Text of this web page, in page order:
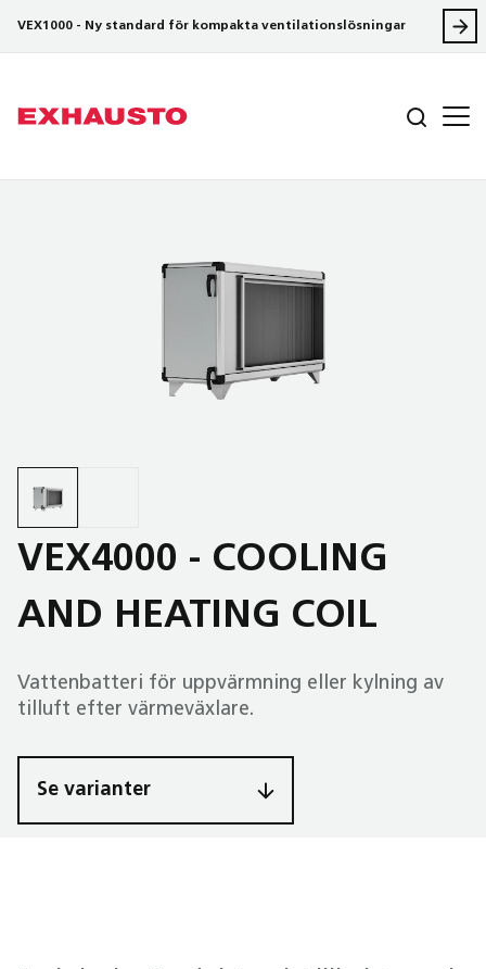
VEX1000 - Ny standard för kompakta ventilationslösningar
VEX4000 - COOLING
AND HEATING COIL
Vattenbatteri för uppvärmning eller kylning av
tilluft efter värme­växlare.
Se varianter